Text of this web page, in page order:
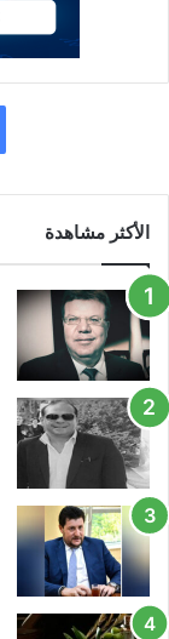
الأكثر مشاهدة